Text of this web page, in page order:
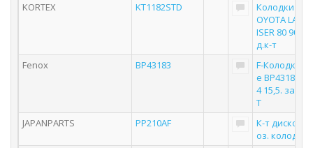
KORTEX
KT1182STD
Колодки
OYOTA LAND
ISER 80 90
д.к-т
Fenox
BP43183
F-Колодки
е BP43183
4 15,5.
T
JAPANPARTS
PP210AF
К-т дисков.
оз. колодок